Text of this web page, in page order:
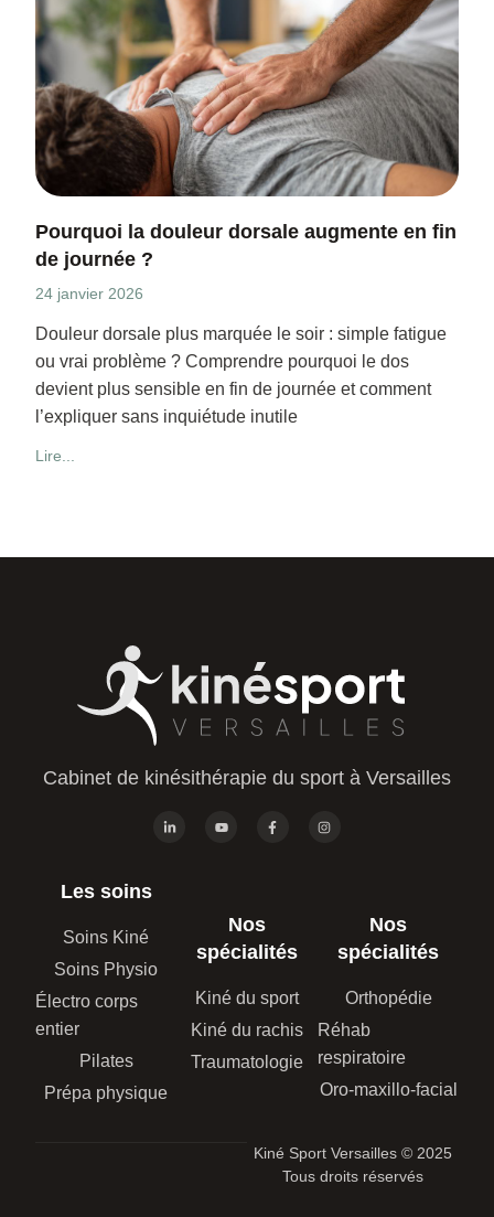
Pourquoi la douleur dorsale augmente en fin
de journée ?
24 janvier 2026
Douleur dorsale plus marquée le soir : simple fatigue
ou vrai problème ? Comprendre pourquoi le dos
devient plus sensible en fin de journée et comment
l’expliquer sans inquiétude inutile
Lire...
Cabinet de kinésithérapie du sport à Versailles
Les soins
Soins Kiné
Soins Physio
Électro corps
entier
Pilates
Prépa physique
Nos
spécialités
Kiné du sport
Kiné du rachis
Traumatologie
Nos
spécialités
Orthopédie
Réhab
respiratoire
Oro-maxillo-facial
Kiné Sport Versailles © 2025
Tous droits réservés